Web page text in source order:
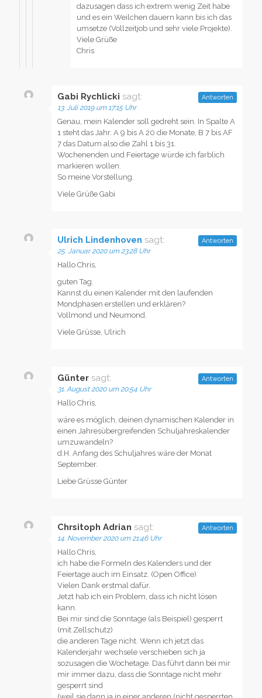
dazusagen dass ich extrem wenig Zeit habe
und es ein Weilchen dauern kann bis ich das
umsetze (Vollzeitjob und sehr viele Projekte).
Viele Grüße
Chris
Gabi Rychlicki sagt:
13. Juli 2019 um 17:15 Uhr
Genau, mein Kalender soll gedreht sein. In Spalte A
1 steht das Jahr. A 9 bis A 20 die Monate, B 7 bis AF
7 das Datum also die Zahl 1 bis 31.
Wochenenden und Feiertage würde ich farblich
markieren wollen.
So meine Vorstellung.
Viele Grüße Gabi
Antworten
Ulrich Lindenhoven sagt:
25. Januar 2020 um 23:28 Uhr
Hallo Chris,
guten Tag.
Kannst du einen Kalender mit den laufenden
Mondphasen erstellen und erklären?
Vollmond und Neumond.
Viele Grüsse, Ulrich
Antworten
Günter sagt:
31. August 2020 um 20:54 Uhr
Hallo Chris,
wäre es möglich, deinen dynamischen Kalender in
einen Jahresübergreifenden Schuljahreskalender
umzuwandeln?
d.H. Anfang des Schuljahres wäre der Monat
September.
Liebe Grüsse Günter
Antworten
Chrsitoph Adrian sagt:
14. November 2020 um 21:46 Uhr
Hallo Chris,
ich habe die Formeln des Kalenders und der
Feiertage auch im Einsatz. (Open Office)
Vielen Dank erstmal dafür.
Jetzt hab ich ein Problem, dass ich nicht lösen
kann.
Bei mir sind die Sonntage (als Beispiel) gesperrt
(mit Zellschutz)
die anderen Tage nicht. Wenn ich jetzt das
Kalenderjahr wechsele verschieben sich ja
sozusagen die Wochetage. Das führt dann bei mir
mir immer dazu, dass die Sonntage nicht mehr
gesperrt sind
Antworten